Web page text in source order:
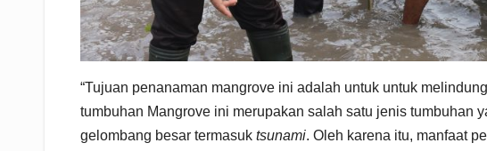
“Tujuan penanaman mangrove ini adalah untuk untuk
tumbuhan Mangrove ini merupakan salah satu jenis tumbuhan
gelombang besar termasuk tsunami. Oleh karena itu, manfaat